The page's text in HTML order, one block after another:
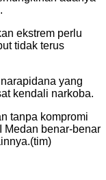
ekstrem perlu
tidak terus
yang
kendali narkoba.
tanpa kompromi
Medan benar-benar